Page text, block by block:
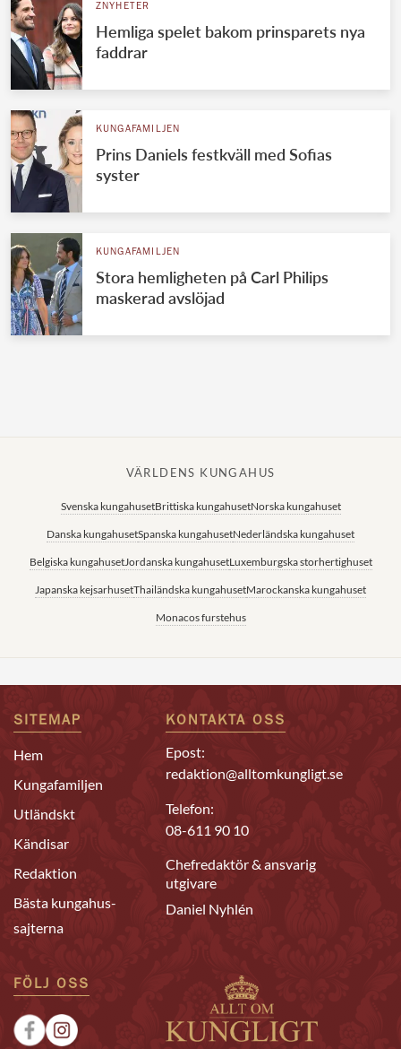
ZNYHETER
Hemliga spelet bakom prinsparets nya
faddrar
KUNGAFAMILJEN
Prins Daniels festkväll med Sofias
syster
KUNGAFAMILJEN
Stora hemligheten på Carl Philips
maskerad avslöjad
VÄRLDENS KUNGAHUS
Svenska kungahusetBrittiska kungahusetNorska kungahuset
Danska kungahusetSpanska kungahusetNederländska kungahuset
Belgiska kungahusetJordanska kungahusetLuxemburgska storhertighuset
Japanska kejsarhusetThailändska kungahusetMarockanska kungahuset
Monacos furstehus
SITEMAP
Hem
Kungafamiljen
Utländskt
Kändisar
Redaktion
Bästa kungahus-
sajterna
KONTAKTA OSS
Epost:
redaktion@alltomkungligt.se
Telefon:
08-611 90 10
Chefredaktör & ansvarig
utgivare
Daniel Nyhlén
FÖLJ OSS